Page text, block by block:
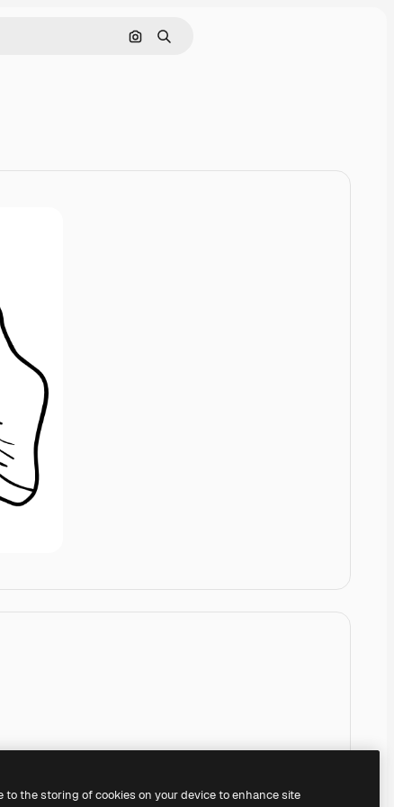
Zoeken op afbeelding
Zoeken
to the storing of cookies on your device to enhance site